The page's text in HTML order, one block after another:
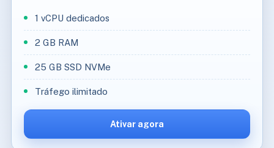
1 vCPU dedicados
2 GB RAM
25 GB SSD NVMe
Tráfego ilimitado
Ativar agora